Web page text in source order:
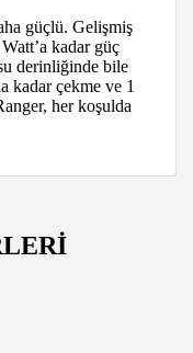
güçlü. Gelişmiş
kadar güç
derinliğinde bile
kadar çekme ve 1
her koşulda